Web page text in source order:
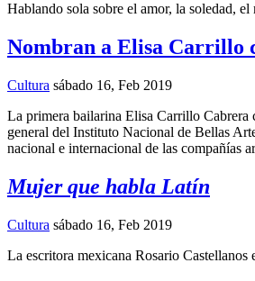
Hablando sola sobre el amor, la soledad,
Nombran a Elisa Carrillo
Cultura sábado 16, Feb 2019
La primera bailarina Elisa Carrillo
general del Instituto Nacional de Bellas
nacional e internacional de las compañías
Mujer que habla Latín
Cultura sábado 16, Feb 2019
La escritora mexicana Rosario